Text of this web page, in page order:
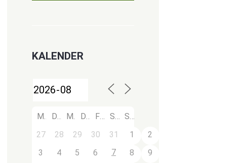
KALENDER
M D M D F S
S
27
28 29 30 31 1
2
3
4 5 6 7 8
9